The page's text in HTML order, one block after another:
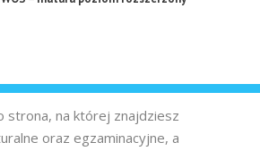
strona, na której znajdziesz
oraz egzaminacyjne, a